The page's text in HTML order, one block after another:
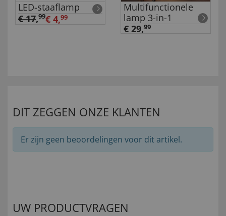
LED-staaflamp
€ 17,99€ 4,99
Multifunctionele
lamp 3-in-1
€ 29,99
DIT ZEGGEN ONZE KLANTEN
Er zijn geen beoordelingen voor dit artikel.
UW PRODUCTVRAGEN